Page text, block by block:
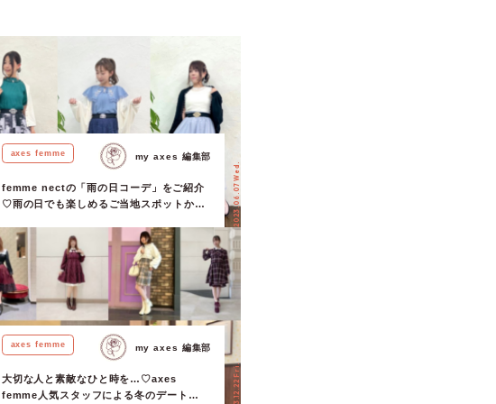
axes femme
femme nectの「雨の日コーデ」をご紹介
♡雨の日でも楽しめるご当地スポットか
り・natsu・maki】
2023.06.07 Wed.
my axes 編集部
axes femme
大切な人と素敵なひと時を…♡axes
femme人気スタッフによる冬のデートコ
2023.12.22 Fri.
my axes 編集部